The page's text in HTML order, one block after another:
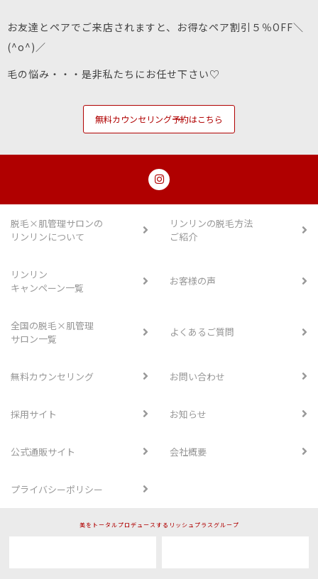
お友達とペアでご来店されますと、お得なペア割引５％OFF＼
(^o^)／
毛の悩み・・・是非私たちにお任せ下さい♡
無料カウンセリング予約はこちら
脱毛×肌管理サロンの
リンリンについて
リンリンの脱毛方法
ご紹介
リンリン
キャンペーン一覧
お客様の声
全国の脱毛×肌管理
サロン一覧
よくあるご質問
無料カウンセリング お問い合わせ
採用サイト お知らせ
公式通販サイト 会社概要
プライバシーポリシー
美をトータルプロデュースするリッシュプラスグループ